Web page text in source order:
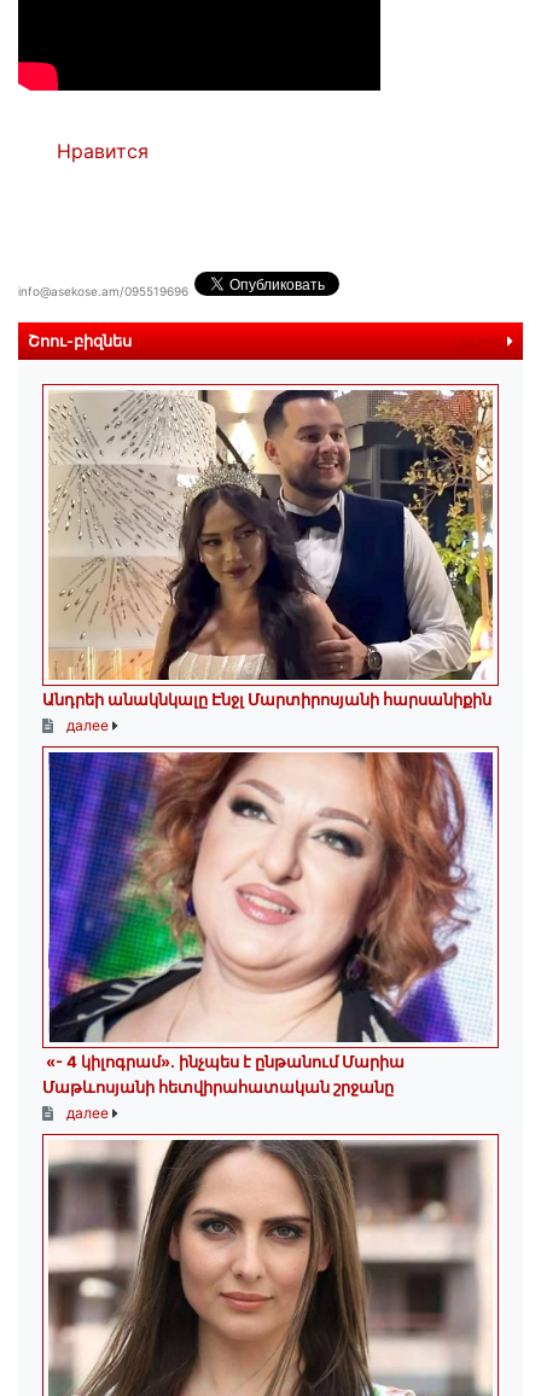
Нравится
info@asekose.am/095519696
Շոու-բիզնես далее
Անդրեի անակնկալը Էնջլ Մարտիրոսյանի հարսանիքին
далее
«- 4 կիլոգրամ». ինչպես է ընթանում Մարիա
Մաթևոսյանի հետվիրահատական շրջանը
далее